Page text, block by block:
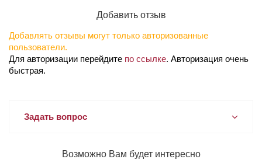
Добавить отзыв
Добавлять отзывы могут только авторизованные
пользователи.
Для авторизации перейдите по ссылке. Авторизация очень
быстрая.
Задать вопрос
Возможно Вам будет интересно